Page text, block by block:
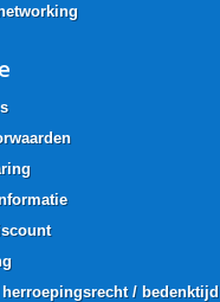
herroepingsrecht / bedenktijd